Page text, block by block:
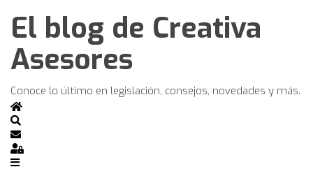
El blog de Creativa
Asesores
Conoce lo último en legislación, consejos, novedades y más.
Home
Search
Subscribe to blog
Sign In